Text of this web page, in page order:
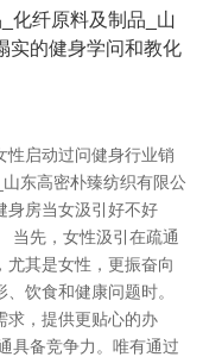
化纤原料及制品_山
实的健身学问和教化
性启动过问健身行业销
东高密朴臻纺织有限公
身房当女汲引好不好
当先，女性汲引在疏通
尤其是女性，更振奋向
饮食和健康问题时。
求，提供更贴心的办
具备竞争力。唯有通过